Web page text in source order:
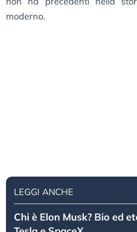
moderno.
LEGGI ANCHE
Chi è Elon Musk? Bio ed